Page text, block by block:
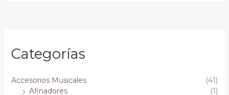
Categorías
Accesorios Musicales
(41)
Afinadores
(1)